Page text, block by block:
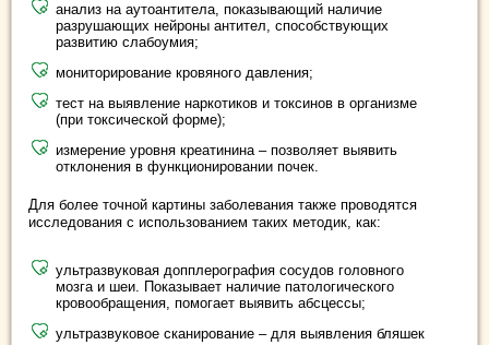
анализ на аутоантитела, показывающий наличие
разрушающих нейроны антител, способствующих
развитию слабоумия;
мониторирование кровяного давления;
тест на выявление наркотиков и токсинов в организме
(при токсической форме);
измерение уровня креатинина – позволяет выявить
отклонения в функционировании почек.
Для более точной картины заболевания также проводятся
исследования с использованием таких методик, как:
ультразвуковая допплерография сосудов головного
мозга и шеи. Показывает наличие патологического
кровообращения, помогает выявить абсцессы;
ультразвуковое сканирование – для выявления бляшек